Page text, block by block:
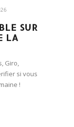
SUR
LA
Giro,
si vous
!